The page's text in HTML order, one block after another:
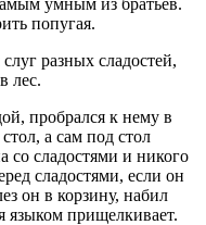
попугая.
разных сладостей,
лес.
пробрался к нему в
а сам под стол
со сладостями и никого
сладостями, если он
он в корзину, набил
языком прищелкивает.